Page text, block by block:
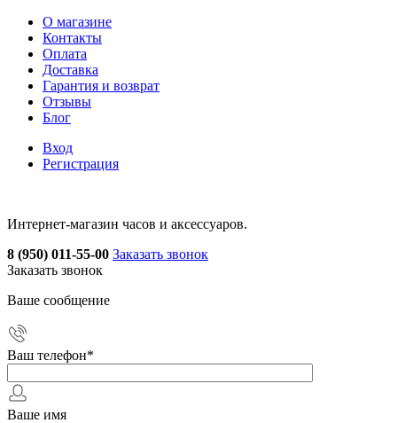
О магазине
Контакты
Оплата
Доставка
Гарантия и возврат
Отзывы
Блог
Вход
Регистрация
Интернет-магазин часов и аксессуаров.
8 (950) 011-55-00 Заказать звонок
Заказать звонок
Ваше сообщение
Ваш телефон*
Ваше имя